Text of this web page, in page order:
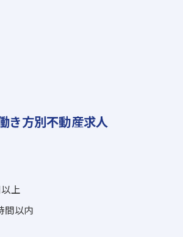
き方別不動産求人
上
間以内